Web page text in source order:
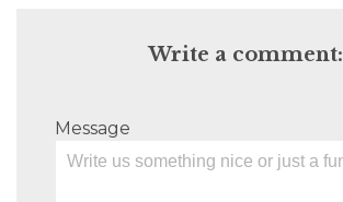
Write a comment:
Message